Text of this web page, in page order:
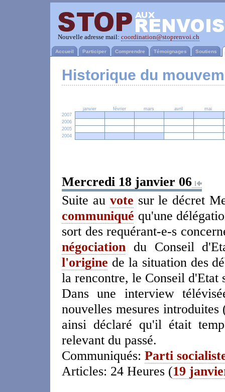
Nouvelle adresse mail: coordination@stoprenvoi.ch
Accueil Participer Comprendre Témoignages Soutiens
Historique du
janvier février mars avril
mai
2007
2006
2005
2004
Mercredi 18 janvier 06
Suite au vote sur le décret
communiqué qu'une
sort des requérant-e-s
négociation du Conseil
l'origine de la situation des
la rencontre, le Conseil d'Etat
Dans une interview
nouvelles mesures
ainsi déclaré qu'il était
relevant du passé.
Communiqués: Parti
Articles: 24 Heures (19